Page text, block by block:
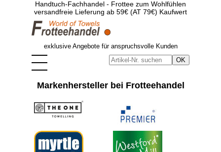
Handtuch-Fachhandel - Frottee zum Wohlfühlen
versandfreie Lieferung ab 59€ (AT 79€) Kaufwert
exklusive Angebote für anspruchsvolle Kunden
Markenhersteller bei Frotteehandel